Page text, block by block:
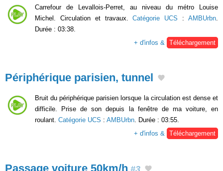
Carrefour de Levallois-Perret, au niveau du métro Louise
Michel. Circulation et travaux.Catégorie UCS :AMBUrbn.
Durée : 03:38.
+ d'infos & Téléchargement
Périphérique parisien, tunnel
Bruit du périphérique parisien lorsque la circulation est dense et
difficile. Prise de son depuis la fenêtre de ma voiture, en
roulant. Catégorie UCS : AMBUrbn . Durée : 03:55.
+ d'infos &
Téléchargement
Passage voiture 50km/h #3